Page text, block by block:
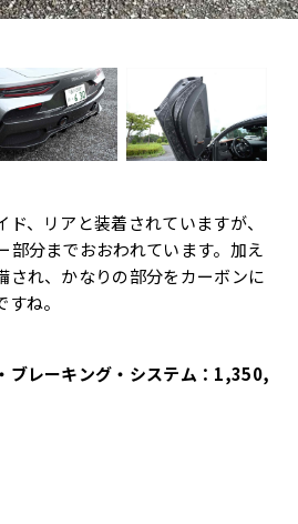
、リアと装着されていますが、
部分までおおわれています。加え
され、かなりの部分をカーボンに
ね。
ブレーキング・システム：1,350,